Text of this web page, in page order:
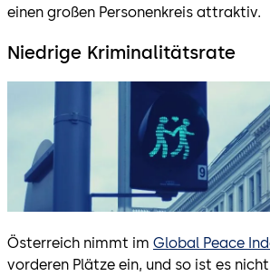
einen großen Personenkreis attraktiv.
Niedrige Kriminalitätsrate
Österreich nimmt im Global Peace
vorderen Plätze ein, und so ist es